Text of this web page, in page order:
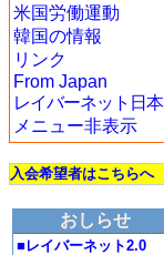
米国労働運動
韓国の情報
リンク
From Japan
レイバーネット日本
メニュー非表示
入会希望者はこちらへ
おしらせ
■レイバーネット2.0